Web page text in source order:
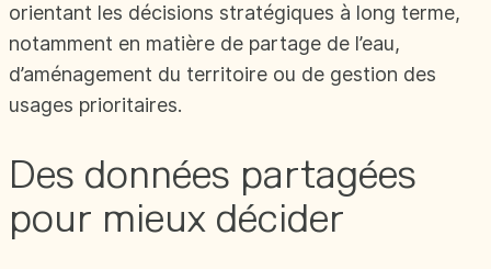
orientant les décisions stratégiques à long terme,
notamment en matière de partage de l’eau,
d’aménagement du territoire ou de gestion des
usages prioritaires.
Des données partagées
pour mieux décider